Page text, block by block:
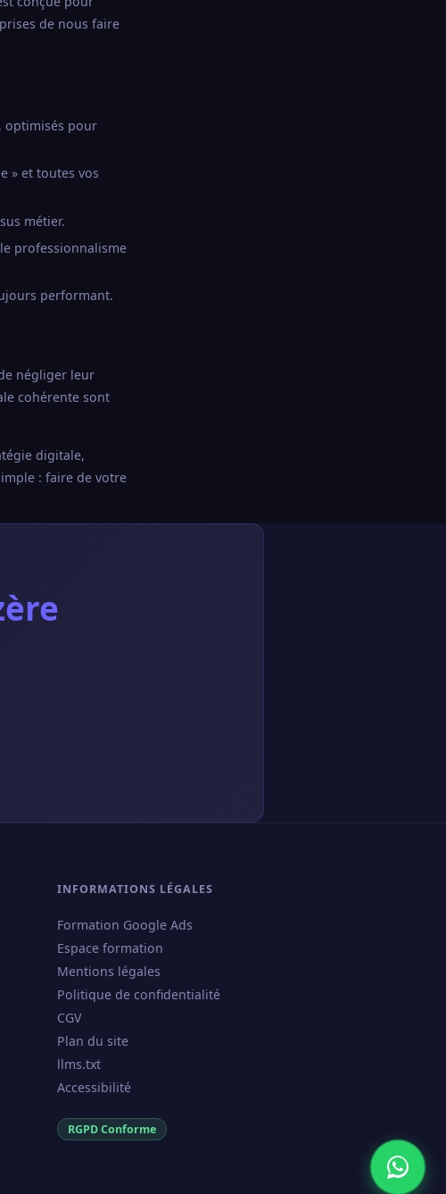
de nous faire
optimisés pour
» et toutes vos
métier.
professionnalisme
performant.
négliger leur
cohérente sont
digitale,
: faire de votre
INFORMATIONS LÉGALES
Formation Google Ads
Espace formation
Mentions légales
Politique de confidentialité
CGV
Plan du site
llms.txt
Accessibilité
RGPD Conforme